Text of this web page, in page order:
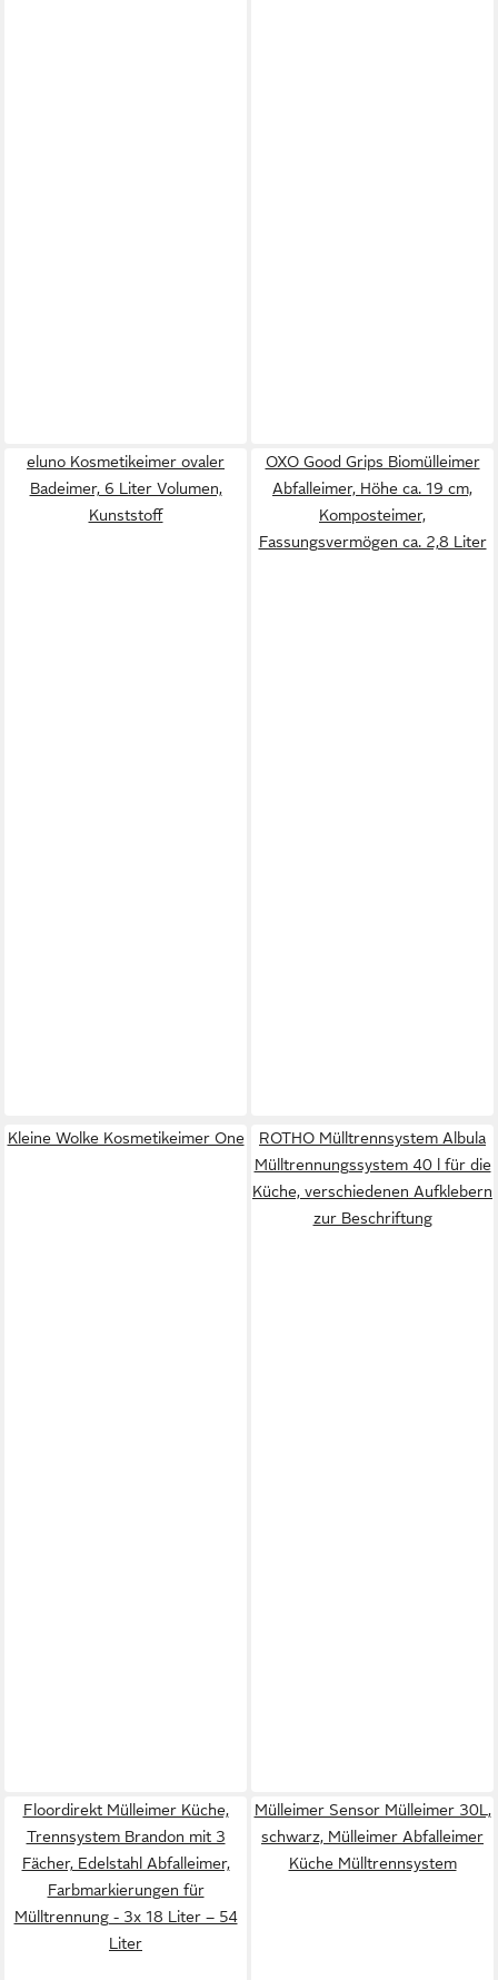
eluno Kosmetikeimer ovaler
Badeimer, 6 Liter Volumen,
Kunststoff
OXO Good Grips Biomülleimer
Abfalleimer, Höhe ca. 19 cm,
Komposteimer,
Fassungsvermögen ca. 2,8 Liter
Kleine Wolke Kosmetikeimer One
ROTHO Mülltrennsystem Albula
Mülltrennungssystem 40 l für die
Küche, verschiedenen Aufklebern
zur Beschriftung
Floordirekt Mülleimer Küche,
Trennsystem Brandon mit 3
Fächer, Edelstahl Abfalleimer,
Farbmarkierungen für
Mülltrennung - 3x 18 Liter – 54
Liter
Mülleimer Sensor Mülleimer 30L,
schwarz, Mülleimer Abfalleimer
Küche Mülltrennsystem